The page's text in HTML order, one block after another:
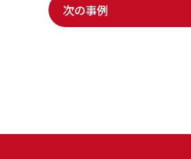
次の事例